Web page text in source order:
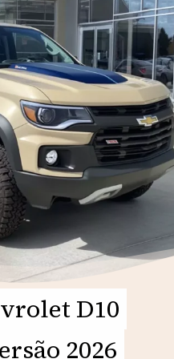
D10
2026
D10
2026